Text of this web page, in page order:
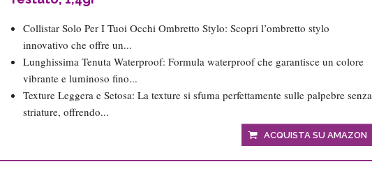
Collistar Solo Per I Tuoi Occhi Ombretto Stylo: Scopri l’ombretto stylo
innovativo che offre un...
Lunghissima Tenuta Waterproof: Formula waterproof che garantisce un colore
vibrante e luminoso fino...
Texture Leggera e Setosa: La texture si sfuma perfettamente sulle palpebre senza
striature, offrendo...
ACQUISTA SU AMAZON